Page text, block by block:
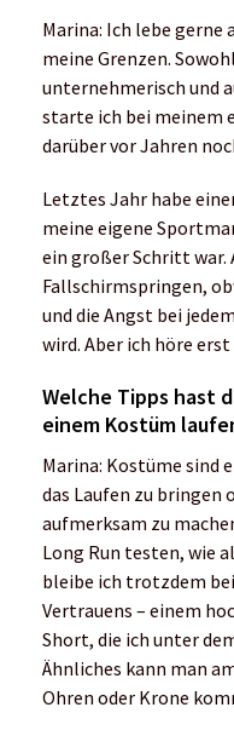
Marina: Ich lebe
meine Grenzen.
unternehmerisch und
starte ich bei meinem
darüber vor Jahren
Letztes Jahr habe
meine eigene
ein großer Schritt war.
Fallschirmspringen,
und die Angst bei
wird. Aber ich höre
Welche Tipps hast
einem Kostüm
Marina: Kostüme sind
das Laufen zu bringen
aufmerksam zu
Long Run testen, wie
bleibe ich trotzdem
Vertrauens – einem
Short, die ich unter
Ähnliches kann man
Ohren oder Krone